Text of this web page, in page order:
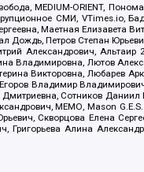
MEDIUM-ORIENT,
СМИ, VTimes.io,
Маетная Елизавета
Дождь, Петров Степан
Александрович, Альтаир
Владимировна, Лютов
Викторовна, Любарев
Владимир
Сотников
МЕМО, Mason
Скворцова Елена
Алина